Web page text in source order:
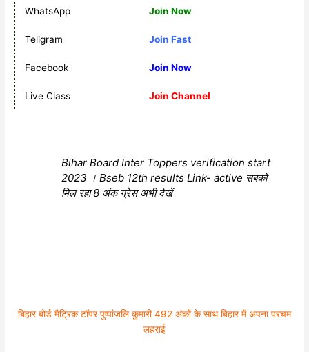
WhatsApp Join Now
Teligram Join Fast
Facebook Join Now
Live Class Join Channel
Bihar Board Inter Toppers verification start
2023 । Bseb 12th results Link- active सबको
मिल रहा 8 अंक ग्रेस अभी देखें
बिहार बोर्ड मैट्रिक टॉपर पुष्पांजलि कुमारी 492 अंकों के साथ बिहार में अपना परचम
लहराई